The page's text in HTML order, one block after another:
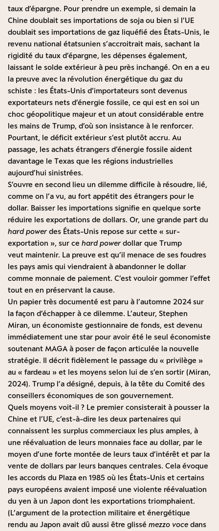
taux d’épargne. Pour prendre un exemple, si demain la
Chine doublait ses importations de soja ou bien si l’UE
doublait ses importations de gaz liquéfié des États-Unis, le
revenu national étatsunien s’accroitrait mais, sachant la
rigidité du taux d’épargne, les dépenses également,
laissant le solde extérieur à peu près inchangé. On en a eu
la preuve avec la révolution énergétique du gaz du
schiste : les États-Unis d’importateurs sont devenus
exportateurs nets d’énergie fossile, ce qui est en soi un
choc géopolitique majeur et un atout considérable entre
les mains de Trump, d’où son insistance à le renforcer.
Pourtant, le déficit extérieur s’est plutôt accru. Au
passage, les achats étrangers d’énergie fossile aident
davantage le Texas que les régions industrielles
aujourd’hui sinistrées.
S’ouvre en second lieu un dilemme difficile à résoudre, lié,
comme on l’a vu, au fort appétit des étrangers pour le
dollar. Baisser les importations signifie en quelque sorte
réduire les exportations de dollars. Or, une grande part du
hard power des États-Unis repose sur cette « sur-
exportation », sur ce hard power dollar que Trump
veut maintenir. La preuve est qu’il menace de ses foudres
les pays amis qui viendraient à abandonner le dollar
comme monnaie de paiement. C’est vouloir gommer l’effet
tout en en préservant la cause.
Un papier très documenté est paru à l’automne 2024 sur
la façon d’échapper à ce dilemme. L’auteur, Stephen
Miran, un économiste gestionnaire de fonds, est devenu
immédiatement une star pour avoir été le seul économiste
soutenant MAGA à poser de façon articulée la nouvelle
stratégie. Il décrit fidèlement le passage du « privilège »
au « fardeau » et les moyens selon lui de s’en sortir (Miran,
2024). Trump l’a désigné, depuis, à la tête du Comité des
conseillers économiques de son gouvernement.
Quels moyens voit-il ? Le premier consisterait à pousser la
Chine et l’UE, c’est-à-dire les deux partenaires qui
connaissent les surplus commerciaux les plus amples, à
une réévaluation de leurs monnaies face au dollar, par le
moyen d’une forte montée de leurs taux d’intérêt et par la
vente de dollars par leurs banques centrales. Cela évoque
les accords du Plaza en 1985 où les États-Unis et certains
pays européens avaient imposé une violente réévaluation
du yen à un Japon dont les exportations triomphaient.
(L’argument de la protection militaire et énergétique
rendu au Japon avait dû aussi être glissé mezzo voce dans